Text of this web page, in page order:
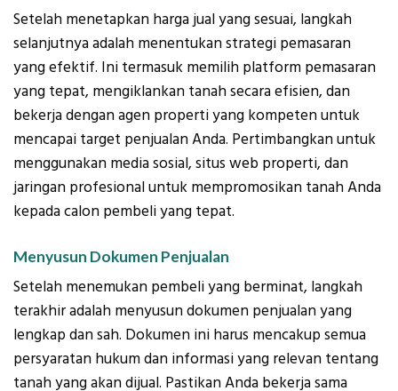
Setelah menetapkan harga jual yang sesuai, langkah
selanjutnya adalah menentukan strategi pemasaran
yang efektif. Ini termasuk memilih platform pemasaran
yang tepat, mengiklankan tanah secara efisien, dan
bekerja dengan agen properti yang kompeten untuk
mencapai target penjualan Anda. Pertimbangkan untuk
menggunakan media sosial, situs web properti, dan
jaringan profesional untuk mempromosikan tanah Anda
kepada calon pembeli yang tepat.
Menyusun Dokumen Penjualan
Setelah menemukan pembeli yang berminat, langkah
terakhir adalah menyusun dokumen penjualan yang
lengkap dan sah. Dokumen ini harus mencakup semua
persyaratan hukum dan informasi yang relevan tentang
tanah yang akan dijual. Pastikan Anda bekerja sama